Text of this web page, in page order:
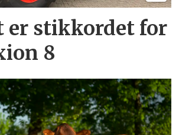
er stikkordet for
8